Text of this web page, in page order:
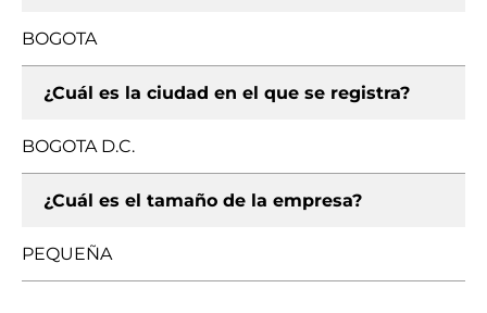
BOGOTA
¿Cuál es la ciudad en el que se registra?
BOGOTA D.C.
¿Cuál es el tamaño de la empresa?
PEQUEÑA